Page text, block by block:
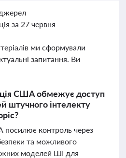
за 27 червня
ми сформували
запитання. Ви
США обмежує доступ
штучного інтелекту
посилює контроль через
та можливого
моделей ШІ для